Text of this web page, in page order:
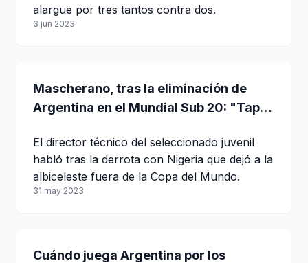
alargue por tres tantos contra dos.
3 jun 2023
Mascherano, tras la eliminación de
Argentina en el Mundial Sub 20: "Tapia
El director técnico del seleccionado juvenil
habló tras la derrota con Nigeria que dejó a la
albiceleste fuera de la Copa del Mundo.
31 may 2023
Cuándo juega Argentina por los